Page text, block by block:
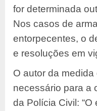
for determinada
Nos casos de
entorpecentes, o
e resoluções em
O autor da
necessário para a
da Polícia Civil: